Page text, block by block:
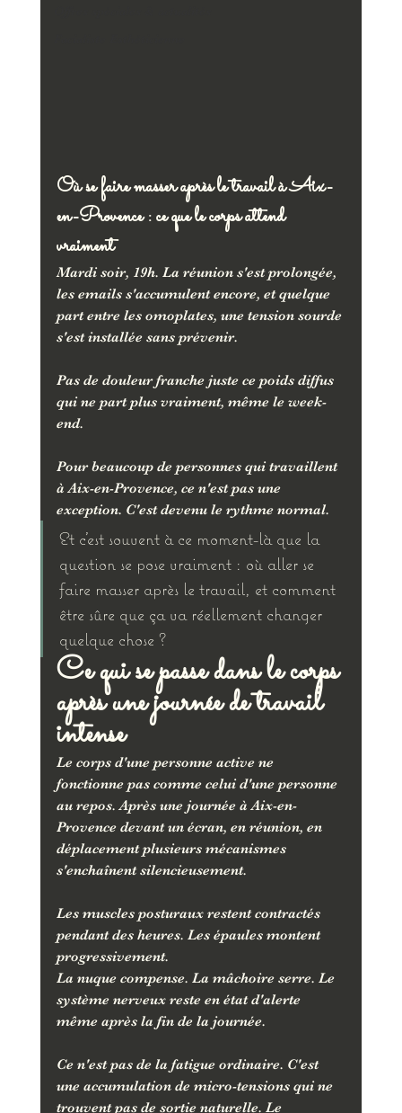
Où se faire masser après le travail à Aix-
en-Provence : ce que le corps attend
vraiment
Mardi soir, 19h. La réunion s'est prolongée,
les emails s'accumulent encore, et quelque
part entre les omoplates, une tension sourde
s'est installée sans prévenir.
Pas de douleur franche juste ce poids diffus
qui ne part plus vraiment, même le week-
end.
Pour beaucoup de personnes qui travaillent
à Aix-en-Provence, ce n'est pas une
exception. C'est devenu le rythme normal.
Et c'est souvent à ce moment-là que la
question se pose vraiment : où aller se
faire masser après le travail, et comment
être sûre que ça va réellement changer
quelque chose ?
Ce qui se passe dans le corps
après une journée de travail
intense
Le corps d'une personne active ne
fonctionne pas comme celui d'une personne
au repos. Après une journée à Aix-en-
Provence devant un écran, en réunion, en
déplacement plusieurs mécanismes
s'enchaînent silencieusement.
Les muscles posturaux restent contractés
pendant des heures. Les épaules montent
progressivement.
La nuque compense. La mâchoire serre. Le
système nerveux reste en état d'alerte
même après la fin de la journée.
Ce n'est pas de la fatigue ordinaire. C'est
une accumulation de micro-tensions qui ne
trouvent pas de sortie naturelle. Le